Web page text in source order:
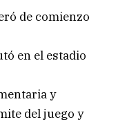
de comienzo
en el estadio
y
del juego y